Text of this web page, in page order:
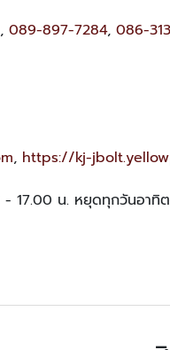
, 089-897-7284, 086-
, https://kj-
- 17.00 น. หยุดทุกวันอาทิ